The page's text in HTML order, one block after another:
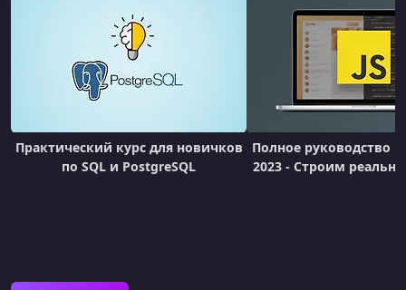
Практический курс для новичков
по SQL и PostgreSQL
Полное руководство
2023 - Строим